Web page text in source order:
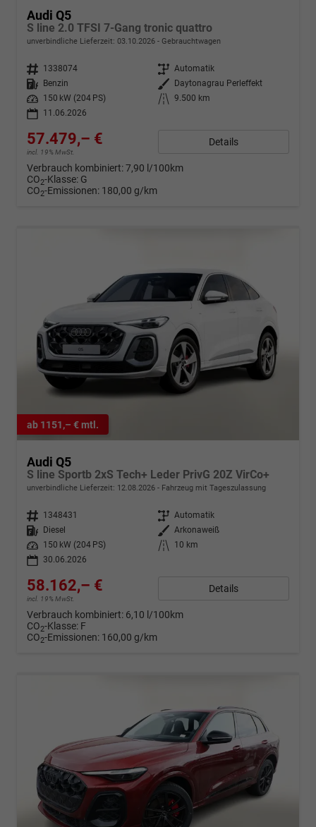
Audi Q5
S line 2.0 TFSI 7-Gang tronic quattro
unverbindliche Lieferzeit: 03.10.2026 Gebrauchtwagen
Fahrzeugnr. 1338074 Getriebe Automatik
Kraftstoff
Benzin Außenfarbe
Daytonagrau Perleffekt
Leistung
150 kW (204 PS) Kilometerstand
9.500 km
11.06.2026
57.479,– €
incl. 19% MwSt.
Details
Verbrauch kombiniert:7,90 l/100km
CO2-Klasse: G
CO2-Emissionen: 180,00 g/km
ab 1151,– € mtl.
Audi Q5
S line Sportb 2xS Tech+ Leder PrivG 20Z VirCo+
unverbindliche Lieferzeit: 12.08.2026 Fahrzeug mit Tageszulassung
Fahrzeugnr. 1348431 Getriebe Automatik
Kraftstoff
Diesel Außenfarbe Arkonaweiß
Leistung
150 kW (204 PS) Kilometerstand
10 km
30.06.2026
58.162,– €
incl. 19% MwSt.
Details
Verbrauch kombiniert: 6,10 l/100km
CO2-Klasse: F
CO2-Emissionen: 160,00 g/km